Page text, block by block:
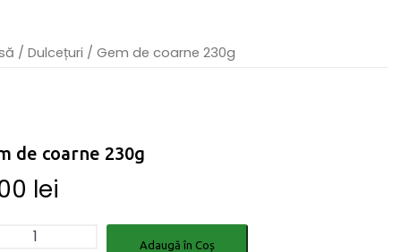
/ Dulcețuri / Gem de coarne 230g
de coarne 230g
lei
Adaugă în Coș